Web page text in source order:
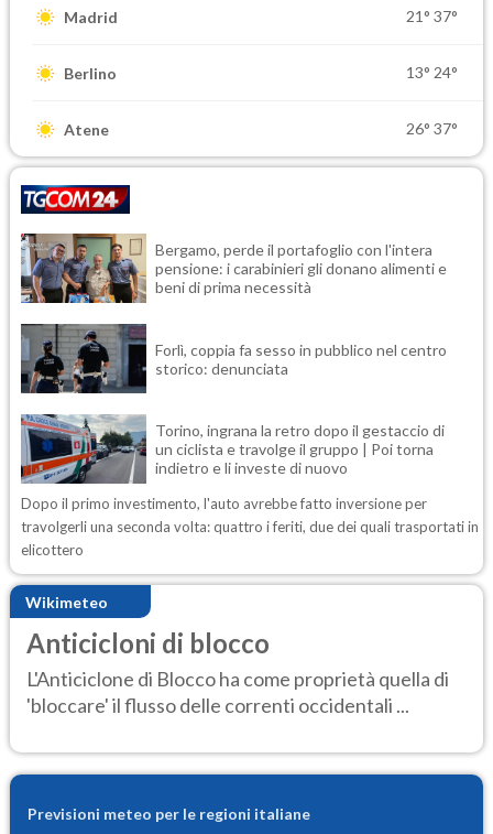
Madrid 21° 37°
Berlino 13° 24°
Atene 26° 37°
Bergamo, perde il portafoglio con l'intera
pensione: i carabinieri gli donano alimenti e
beni di prima necessità
Forlì, coppia fa sesso in pubblico nel centro
storico: denunciata
Torino, ingrana la retro dopo il gestaccio di
un ciclista e travolge il gruppo | Poi torna
indietro e li investe di nuovo
Dopo il primo investimento, l'auto avrebbe fatto inversione per
travolgerli una seconda volta: quattro i feriti, due dei quali trasportati in
elicottero
Wikimeteo
Anticicloni di blocco
L'Anticiclone di Blocco ha come proprietà quella di
'bloccare' il flusso delle correnti occidentali ...
Previsioni meteo per le regioni italiane